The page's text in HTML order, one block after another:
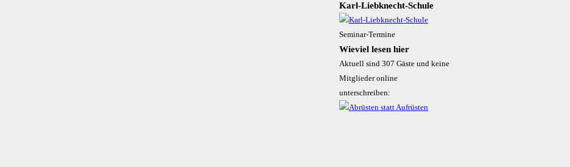
Karl-Liebknecht-­Schule
Seminar-Termine
Wieviel lesen hier
Aktuell sind 307 Gäste und keine
Mitglieder online
unterschreiben: